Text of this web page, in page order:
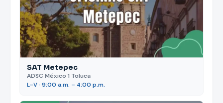
SAT Metepec
ADSC México 1 Toluca
L–V · 9:00 a.m. – 4:00 p.m.